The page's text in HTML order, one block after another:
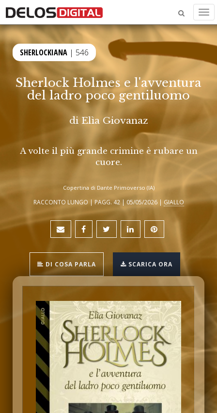
SHERLOCKIANA | 546
Sherlock Holmes e l'avventura
del ladro poco gentiluomo
di Elìa Giovanaz
A volte il più grande crimine è rubare un
cuore.
Copertina di Dante Primoverso (IA)
RACCONTO LUNGO | PAGG. 42 | 05/05/2026 | GIALLO
DI COSA PARLA SCARICA ORA